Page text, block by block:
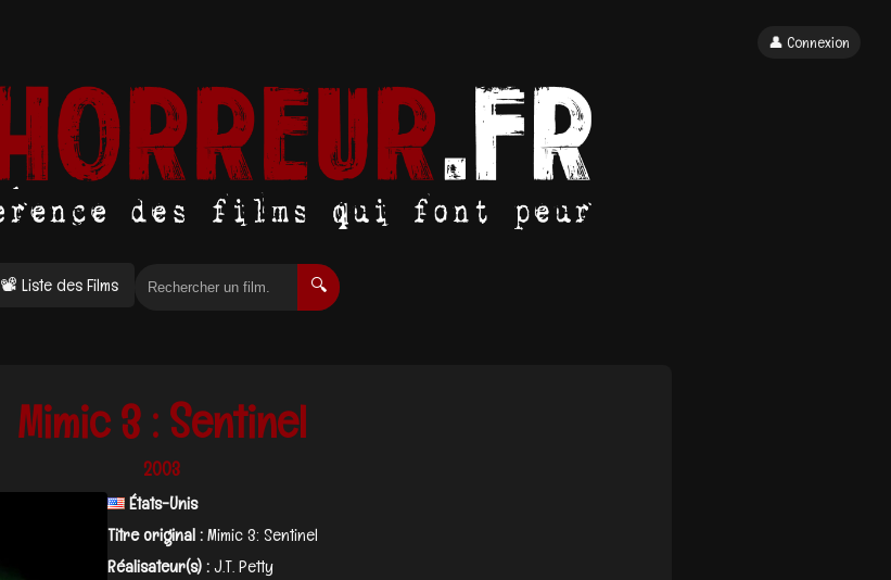
📽 Liste des Films 🔍
👤 Connexion
Mimic 3 : Sentinel
2003
États-Unis
Titre original :Mimic 3: Sentinel
Réalisateur(s) :J.T. Petty